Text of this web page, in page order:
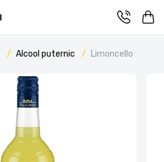
Alcool puternic Limoncello